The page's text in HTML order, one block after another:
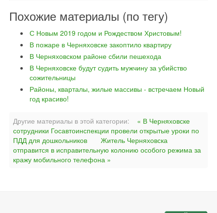
Похожие материалы (по тегу)
С Новым 2019 годом и Рождеством Христовым!
В пожаре в Черняховске закоптило квартиру
В Черняховском районе сбили пешехода
В Черняховске будут судить мужчину за убийство
сожительницы
Районы, кварталы, жилые массивы - встречаем Новый
год красиво!
Другие материалы в этой категории:
« В Черняховске
сотрудники Госавтоинспекции провели открытые уроки по
ПДД для дошкольников
Житель Черняховска
отправится в исправительную колонию особого режима за
кражу мобильного телефона »